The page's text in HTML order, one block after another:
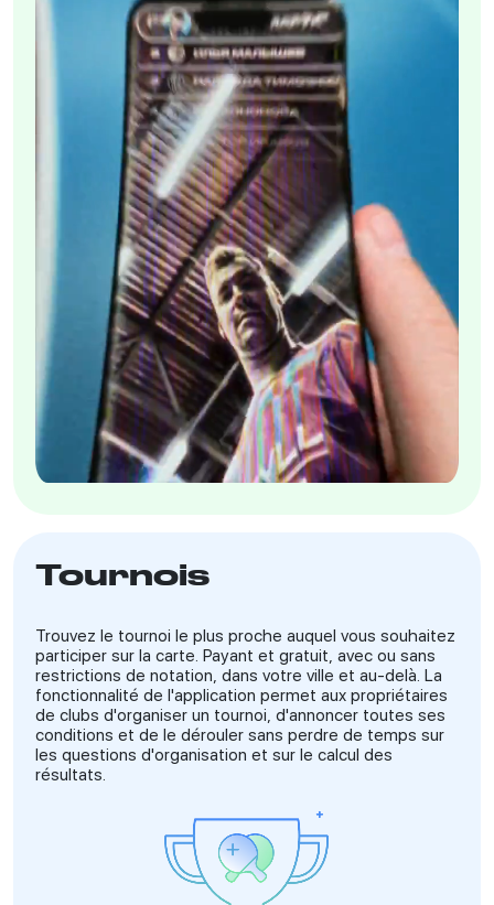
Tournois
Trouvez le tournoi le plus proche auquel vous souhaitez
participer sur la carte. Payant et gratuit, avec ou sans
restrictions de notation, dans votre ville et au-delà. La
fonctionnalité de l'application permet aux propriétaires
de clubs d'organiser un tournoi, d'annoncer toutes ses
conditions et de le dérouler sans perdre de temps sur
les questions d'organisation et sur le calcul des
résultats.